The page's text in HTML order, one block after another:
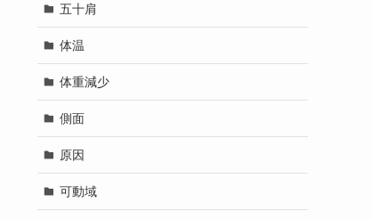
五十肩
体温
体重減少
側面
原因
可動域